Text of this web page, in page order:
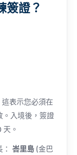
簽證？
表示您必須在
。入境後，簽證
。
：峇里島 (金巴